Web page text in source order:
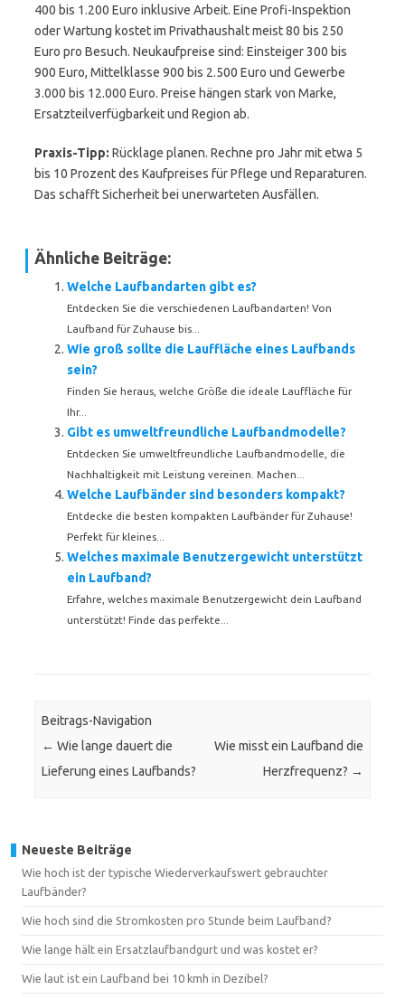
400 bis 1.200 Euro inklusive Arbeit. Eine Profi-Inspektion
oder Wartung kostet im Privathaushalt meist 80 bis 250
Euro pro Besuch. Neukaufpreise sind: Einsteiger 300 bis
900 Euro, Mittelklasse 900 bis 2.500 Euro und Gewerbe
3.000 bis 12.000 Euro. Preise hängen stark von Marke,
Ersatzteilverfügbarkeit und Region ab.
Praxis-Tipp: Rücklage planen. Rechne pro Jahr mit etwa 5
bis 10 Prozent des Kaufpreises für Pflege und Reparaturen.
Das schafft Sicherheit bei unerwarteten Ausfällen.
Ähnliche Beiträge:
Welche Laufbandarten gibt es?
Entdecken Sie die verschiedenen Laufbandarten! Von
Laufband für Zuhause bis...
Wie groß sollte die Lauffläche eines Laufbands
sein?
Finden Sie heraus, welche Größe die ideale Lauffläche für
Ihr...
Gibt es umweltfreundliche Laufbandmodelle?
Entdecken Sie umweltfreundliche Laufbandmodelle, die
Nachhaltigkeit mit Leistung vereinen. Machen...
Welche Laufbänder sind besonders kompakt?
Entdecke die besten kompakten Laufbänder für Zuhause!
Perfekt für kleines...
Welches maximale Benutzergewicht unterstützt
ein Laufband?
Erfahre, welches maximale Benutzergewicht dein Laufband
unterstützt! Finde das perfekte...
Beitrags-Navigation
← Wie lange dauert die
Lieferung eines Laufbands?
Wie misst ein Laufband die
Herzfrequenz? →
Neueste Beiträge
Wie hoch ist der typische Wiederverkaufswert gebrauchter
Laufbänder?
Wie hoch sind die Stromkosten pro Stunde beim Laufband?
Wie lange hält ein Ersatzlaufbandgurt und was kostet er?
Wie laut ist ein Laufband bei 10 kmh in Dezibel?